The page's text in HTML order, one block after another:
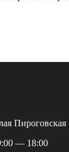
Пироговская
— 18:00